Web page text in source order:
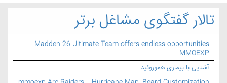
تالار گفتگوی مشاغل برتر
Madden 26 Ultimate Team offers endless opportunities
MMOEXP
آشنایی با بیماری هموروئید